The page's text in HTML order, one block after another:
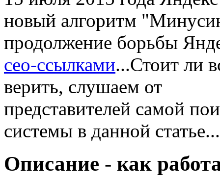
новый алгоритм
продолжение борьбы
сео-ссылками...Стоит ли
верить, слушаем от
представителей самой
системы в данной статье...
Описание - как